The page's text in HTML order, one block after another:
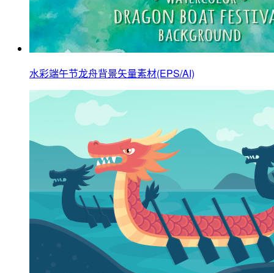
水彩端午节龙舟背景矢量素材(EPS/AI)